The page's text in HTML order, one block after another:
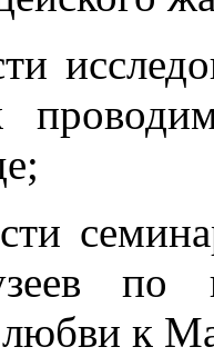
по
любви к